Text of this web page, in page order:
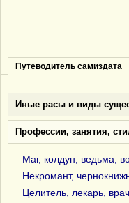
Путеводитель самиздата
Иные расы и виды
Профессии, занятия,
Маг, колдун, ведьма,
Некромант,
Целитель, лекарь,